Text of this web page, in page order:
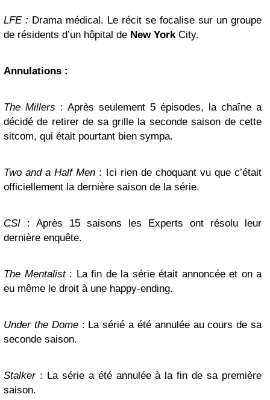
LFE : Drama médical. Le récit se focalise sur un groupe
de résidents d’un hôpital de New YorkCity.
Annulations :
The Millers : Après seulement 5 épisodes, la chaîne a
décidé de retirer de sa grille la seconde saison de cette
sitcom, qui était pourtant bien sympa.
Two and a Half Men : Ici rien de choquant vu que c’était
officiellement la dernière saison de la série.
CSI : Après 15 saisons les Experts ont résolu leur
dernière enquête.
The Mentalist: La fin de la série était annoncée et on a
eu même le droit à une happy-ending.
Under the Dome: La sérié a été annulée au cours de sa
seconde saison.
Stalker: La série a été annulée à la fin de sa première
saison.